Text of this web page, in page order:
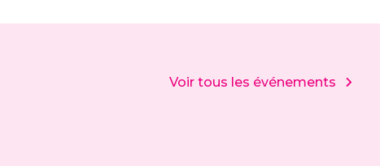
Voir tous les événements